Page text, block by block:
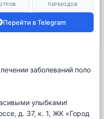
ПЕРЕХОДОВ
Перейти в Telegram
заболеваний поло
улыбками!
д. 37, к. 1, ЖК «Город